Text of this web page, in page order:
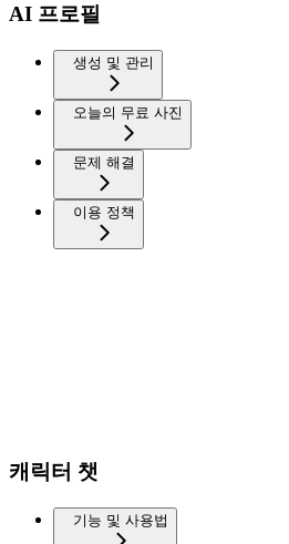
AI 프로필
생성 및 관리
오늘의 무료 사진
문제 해결
이용 정책
캐릭터 챗
기능 및 사용법